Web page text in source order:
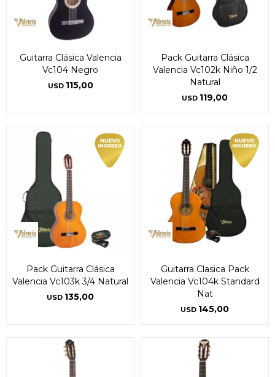
Guitarra Clásica Valencia
Vc104 Negro
USD 115,00
Pack Guitarra Clásica
Valencia Vc102k Niño 1/2
Natural
USD 119,00
Pack Guitarra Clásica
Valencia Vc103k 3/4 Natural
USD 135,00
Guitarra Clasica Pack
Valencia Vc104k Standard
Nat
USD 145,00